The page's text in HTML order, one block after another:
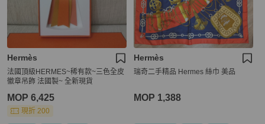
Hermès
法國頂級HERMES~稀有款~三色全皮
徽章吊飾 法國製~ 全新現貨
MOP 6,425
現折 200
Hermès
瑞奇二手精品 Hermes 絲巾 美品
MOP 1,388